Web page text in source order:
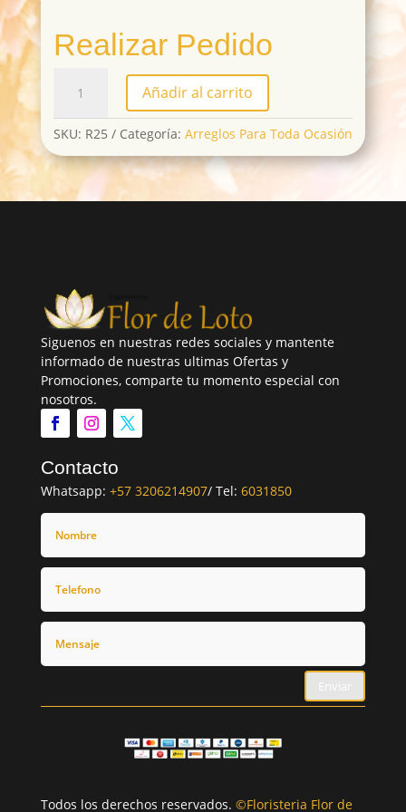
Realizar Pedido
cantidad
Añadir al carrito
SKU: R25 Categoría: Arreglos Para Toda Ocasión
Siguenos en nuestras redes sociales y mantente
informado de nuestras ultimas Ofertas y
Promociones, comparte tu momento especial con
nosotros.
Contacto
Whatsapp: +57 3206214907/ Tel: 6031850
Enviar
Todos los derechos reservados. ©Floristeria Flor de